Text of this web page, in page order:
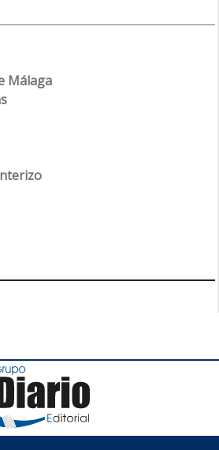
Málaga